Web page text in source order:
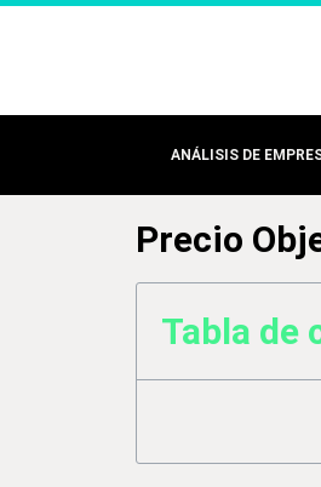
ANÁLISIS DE
Precio
Tabla de